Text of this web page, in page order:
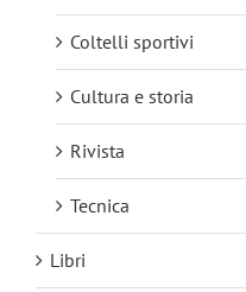
Coltelli sportivi
Cultura e storia
Rivista
Tecnica
Libri